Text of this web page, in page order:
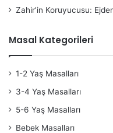
Zahir’in Koruyucusu:
Masal Kategorileri
1-2 Yaş Masalları
3-4 Yaş Masalları
5-6 Yaş Masalları
Bebek Masalları